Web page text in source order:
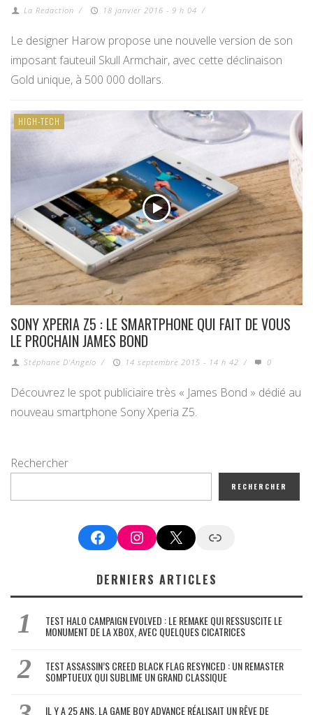
La Redaction / 18 janvier 2016 - 9 h 04 /
Le designer Harow propose une nouvelle version de son
imposant fauteuil Skull Armchair, avec cette déclinaison
Gold unique, à 500 000 dollars.
HIGH-TECH
SONY XPERIA Z5 : LE SMARTPHONE QUI FAIT DE VOUS
LE PROCHAIN JAMES BOND
Stéphane D'Angelo / 14 septembre 2015 - 14 h 42 / 0
Découvrez le spot publiciaire très « James Bond » dédié au
nouveau smartphone Sony Xperia Z5.
Rechercher
RECHERCHER
FacebookInstagram
X Google News
DERNIERS ARTICLES
TEST HALO CAMPAIGN EVOLVED : LE REMAKE QUI RESSUSCITE LE
MONUMENT DE LA XBOX, AVEC QUELQUES CICATRICES
TEST ASSASSIN’S CREED BLACK FLAG RESYNCED : UN REMASTER
SOMPTUEUX QUI SUBLIME UN GRAND CLASSIQUE
IL Y A 25 ANS, LA GAME BOY ADVANCE RÉALISAIT UN RÊVE DE